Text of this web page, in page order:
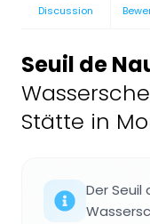
Discussion
Seuil de
Stätte in
Der Seuil